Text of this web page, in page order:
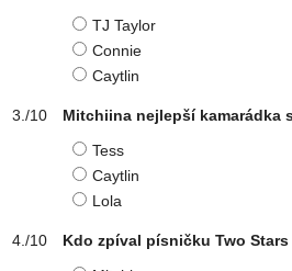
TJ Taylor
Connie
Caytlin
Mitchiina nejlepší kamarádka
Tess
Caytlin
Lola
Kdo zpíval písničku Two Stars